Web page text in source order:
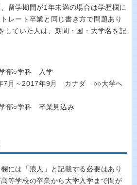
留学期間が1年未満の場合は学歴欄に
レート卒業と同じ書き方で問題あり
していた人は、期間・国・大学名を記
部○学科 入学
年9月 カナダ ○○大学へ
部○学科 卒業見込み
には「浪人」と記載する必要はあり
等学校の卒業から大学入学まで間が